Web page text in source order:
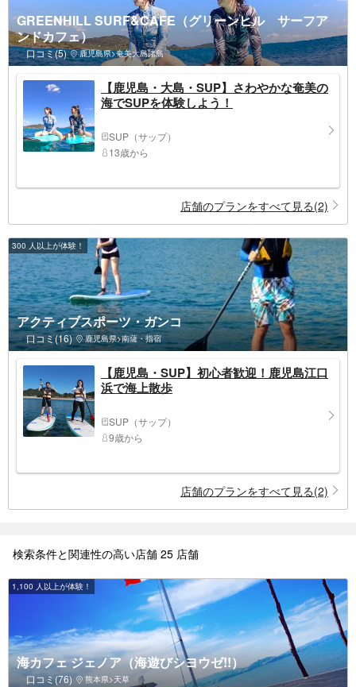
GREENHILL SURF&CAFE（グリーンヒル サーフア
ンドカフェ）
口コミ(5) 鹿児島県>奄美大島諸島
【鹿児島・大島・SUP】さわやかな奄美の
海でSUPを体験しよう！
SUP（サップ）
13歳から
店舗のプランをすべて見る(2)
300 人以上が体験！
アクティブスポーツ・ガンコ
口コミ(16) 鹿児島県>南薩・指宿
【鹿児島・SUP】初心者歓迎！鹿児島江口
浜で海上散歩
SUP（サップ）
9歳から
店舗のプランをすべて見る(2)
検索条件と関連性の高い店舗 25 店舗
1,100 人以上が体験！
海カフェ ジェノア（海遊びシヨウゼ!!️）
口コミ(76) 熊本県>天草